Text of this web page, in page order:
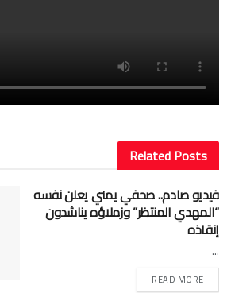
RelatedPosts
فيديو صادم.. صحفي يمني يعلن نفسه
“المهدي المنتظر” وزملاؤه يناشدون
إنقاذه
...
READ MORE